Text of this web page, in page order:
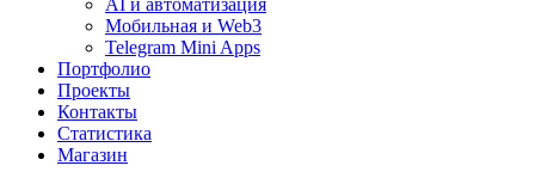
AI и автоматизация
Мобильная и Web3
Telegram Mini Apps
Портфолио
Проекты
Контакты
Статистика
Магазин